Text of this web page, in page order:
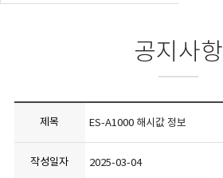
공지사항
제목 ES-A1000 해시값 정보
작성일자 2025-03-04